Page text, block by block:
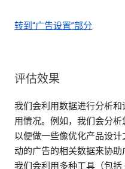
转到“广告设置”部分
评估效果
我们会利用数据进行分析
用情况。例如，我们会分析
以便做一些像优化产品设
动的广告的相关数据来协助
我们会利用多种工具（包